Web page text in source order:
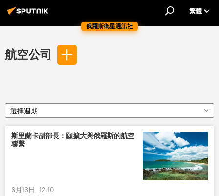
俄羅斯衛星通訊社
繁體
航空公司
選擇週期
斯里蘭卡副部長：願擴大與俄羅斯的航空
聯繫
6月13日, 12:10